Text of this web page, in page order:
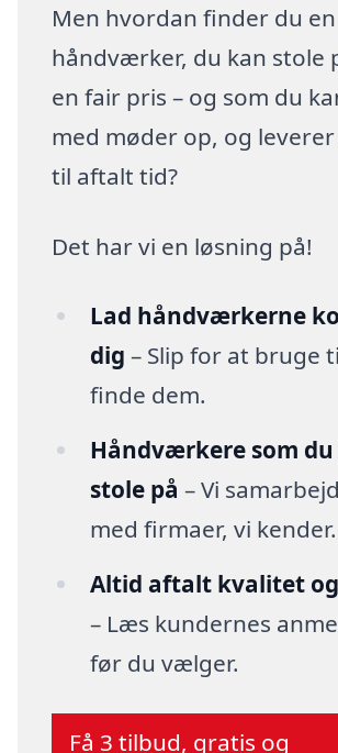
Men hvordan finder du en
håndværker, du kan stole
en fair pris – og som du
med møder op, og
til aftalt tid?
Det har vi en løsning på!
Lad håndværkerne
dig – Slip for at bruge
finde dem.
Håndværkere som
stole på – Vi
med firmaer, vi kender.
Altid aftalt kvalitet
– Læs kundernes
før du vælger.
Få 3 tilbud, gratis og